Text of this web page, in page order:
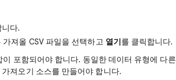
다.
져올 CSV 파일을 선택하고 열기 를 클릭합니다.
포함되어야 합니다. 동일한 데이터 유형에 다른
져오기 소스를 만들어야 합니다.